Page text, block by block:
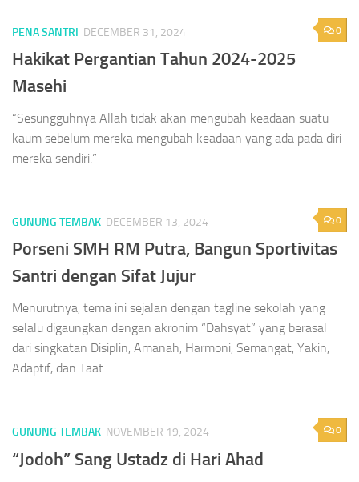
0
PENA SANTRI DECEMBER 31, 2024
Hakikat Pergantian Tahun 2024-2025
Masehi
“Sesungguhnya Allah tidak akan mengubah keadaan suatu
kaum sebelum mereka mengubah keadaan yang ada pada diri
mereka sendiri.”
0
GUNUNG TEMBAK DECEMBER 13, 2024
Porseni SMH RM Putra, Bangun Sportivitas
Santri dengan Sifat Jujur
Menurutnya, tema ini sejalan dengan tagline sekolah yang
selalu digaungkan dengan akronim “Dahsyat” yang berasal
dari singkatan Disiplin, Amanah, Harmoni, Semangat, Yakin,
Adaptif, dan Taat.
0
GUNUNG TEMBAK NOVEMBER 19, 2024
“Jodoh” Sang Ustadz di Hari Ahad